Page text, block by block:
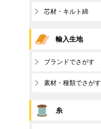
芯材・キルト綿
輸入生地
ブランドでさがす
素材・種類でさがす
糸